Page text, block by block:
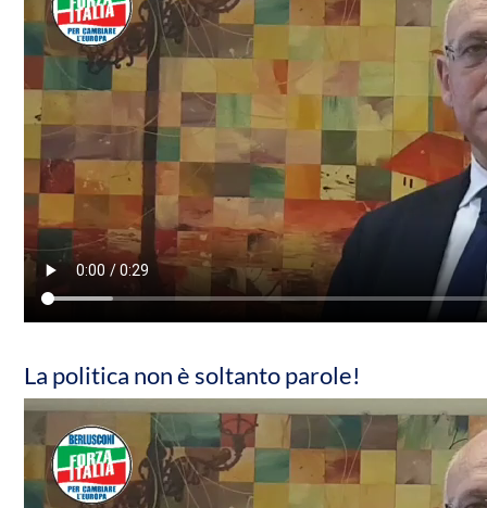
La politica non è soltanto parole!